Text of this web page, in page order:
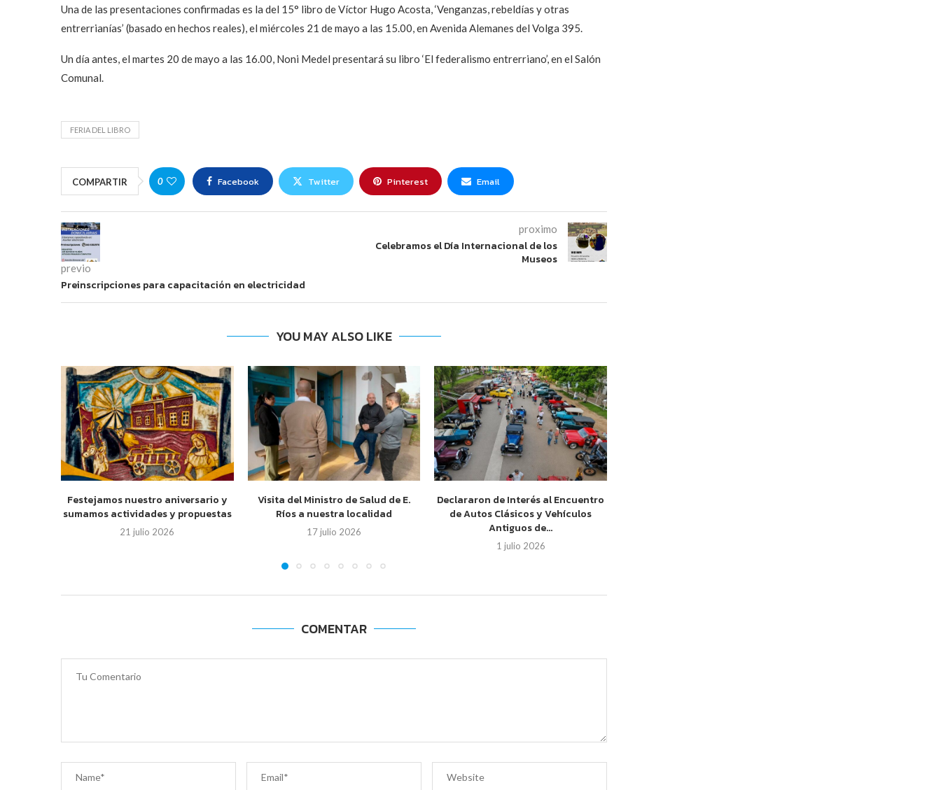
Una de las presentaciones confirmadas es la del 15° libro de Víctor Hugo Acosta, ‘Venganzas, rebeldías y otras
entrerrianías’ (basado en hechos reales), el miércoles 21 de mayo a las 15.00, en Avenida Alemanes del Volga 395.
Un día antes, el martes 20 de mayo a las 16.00, Noni Medel presentará su libro ‘El federalismo entrerriano’, en el Salón
Comunal.
FERIA DEL LIBRO
COMPARTIR 0 Facebook Twitter Pinterest Email
previo
Preinscripciones para capacitación en electricidad
proximo
Celebramos el Día Internacional de los
Museos
YOU MAY ALSO LIKE
Festejamos nuestro aniversario y
sumamos actividades y propuestas
21 julio 2026
Visita del Ministro de Salud de E.
Ríos a nuestra localidad
17 julio 2026
Declararon de Interés al Encuentro
de Autos Clásicos y Vehículos
Antiguos de...
1 julio 2026
COMENTAR